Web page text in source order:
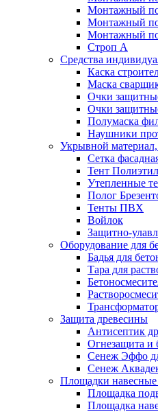
Монтажный
Монтажный
Монтажный
Строп А
Средства
Каска
Маска
Очки
Очки
Полумаска
Наушники
Укрывной материал,
Сетка
Тент
Утепленные
Полог
Тенты ПВХ
Войлок
Защитно-
Оборудование для
Бадья для
Тара для
Защита древесины
Антисептик
Огнезащита и
Сенеж Эффо
Сенеж
Площадки
Площадка
Площадка